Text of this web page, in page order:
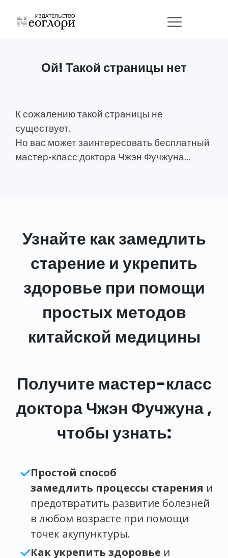
Ой! Такой страницы нет
К сожалению такой страницы не
существует.
Но вас может заинтересовать бесплатный
мастер-класс доктора Чжэн Фучжуна...
Узнайте как замедлить
старение и укрепить
здоровье при помощи
простых методов
китайской медицины
Получите мастер-класс
доктора Чжэн Фучжуна ,
чтобы узнать:
Простой способ
замедлить процессы старения и
предотвратить развитие болезней
в любом возрасте при помощи
точек акупунктуры.
Как укрепить здоровье и